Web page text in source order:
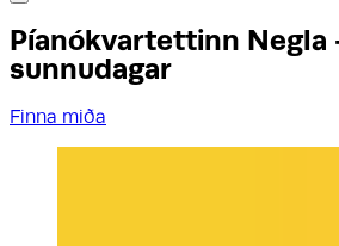
Píanókvartettinn Negla
sunnudagar
Finna miða